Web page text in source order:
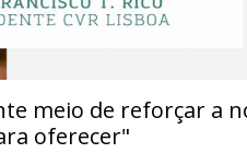
meio de reforçar a
oferecer"